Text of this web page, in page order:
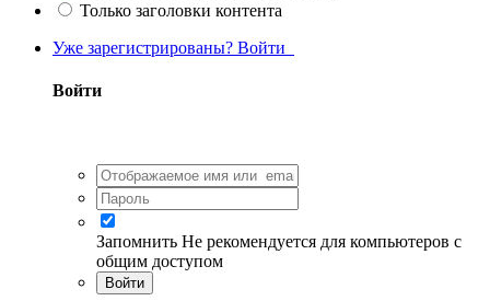
Только заголовки контента
Уже зарегистрированы? Войти
Войти
Запомнить Не рекомендуется для компьютеров с
общим доступом
Войти